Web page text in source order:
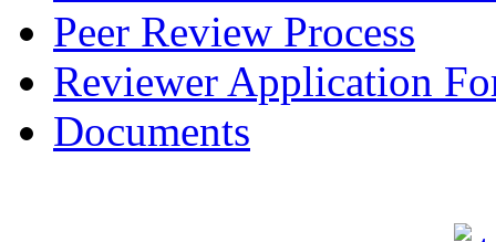
Peer Review Process
Reviewer Application
Documents